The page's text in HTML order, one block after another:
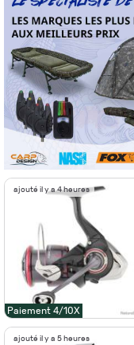
ajouté il y a 4 heures
Paiement 4/10X
ajouté il y a 5 heures